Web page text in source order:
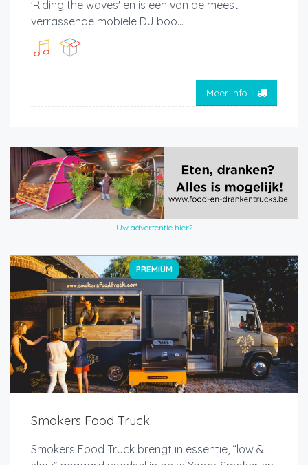
'Riding the waves' en is een van de meest
verrassende mobiele DJ boo...
Meer info
Uw advertentie hier?
PREMIUM
Smokers Food Truck
Smokers Food Truck brengt in essentie, “low &